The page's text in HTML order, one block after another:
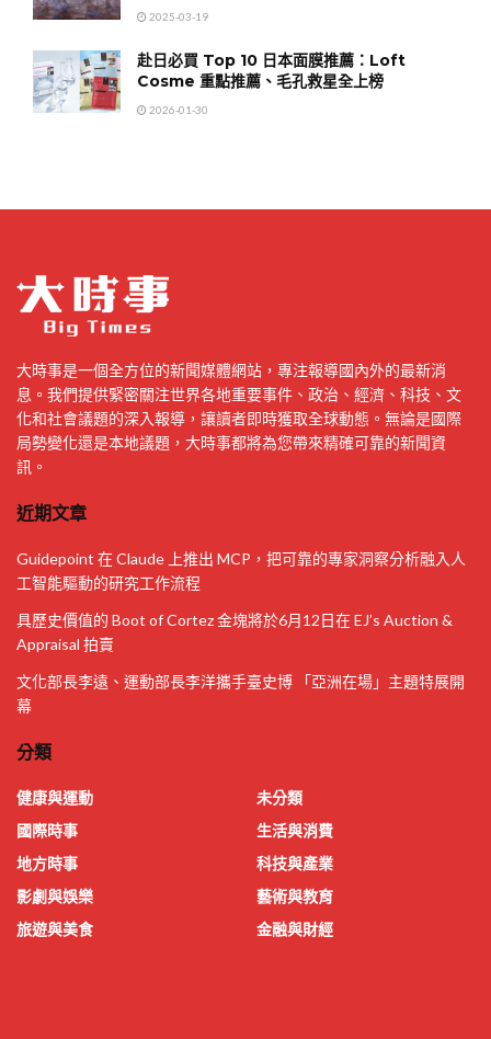
2025-03-19
赴日必買 Top 10 日本面膜推薦：Loft
Cosme 重點推薦、毛孔救星全上榜
2026-01-30
大時事是一個全方位的新聞媒體網站，專注報導國內外的最新消
息。我們提供緊密關注世界各地重要事件、政治、經濟、科技、文
化和社會議題的深入報導，讓讀者即時獲取全球動態。無論是國際
局勢變化還是本地議題，大時事都將為您帶來精確可靠的新聞資
訊。
近期文章
Guidepoint 在 Claude 上推出 MCP，把可靠的專家洞察分析融入人
工智能驅動的研究工作流程
具歷史價值的 Boot of Cortez 金塊將於6月12日在 EJ’s Auction &
Appraisal 拍賣
文化部長李遠、運動部長李洋攜手臺史博 「亞洲在場」主題特展開
幕
分類
健康與運動
國際時事
地方時事
影劇與娛樂
旅遊與美食
未分類
生活與消費
科技與產業
藝術與教育
金融與財經